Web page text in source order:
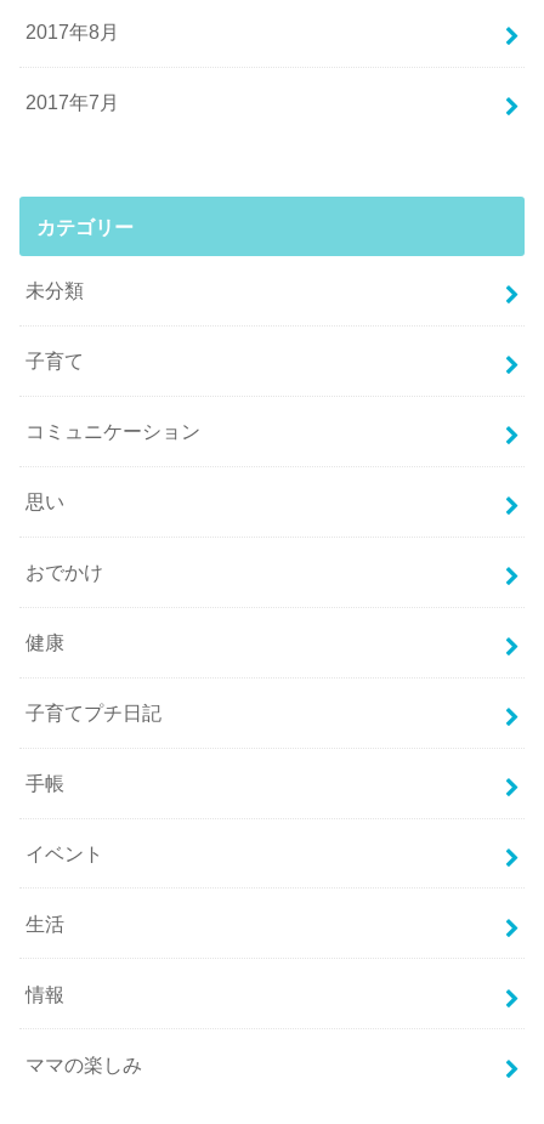
2017年8月
2017年7月
カテゴリー
未分類
子育て
コミュニケーション
思い
おでかけ
健康
子育てプチ日記
手帳
イベント
生活
情報
ママの楽しみ